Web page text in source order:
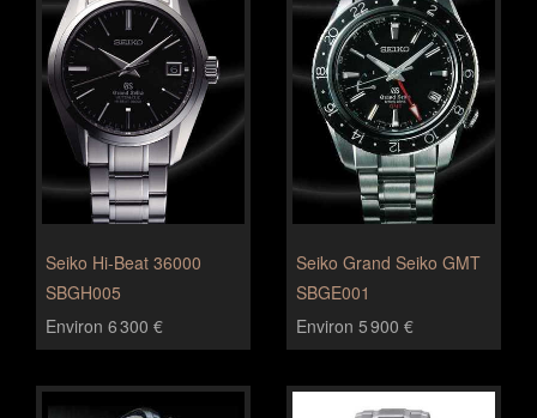
Seiko Hi-Beat 36000
SBGH005
Environ 6 300 €
Seiko Grand Seiko GMT
SBGE001
Environ 5 900 €